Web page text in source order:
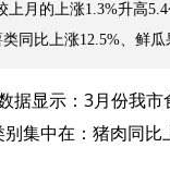
月的上涨1.3%升高
同比上涨12.5%、鲜瓜
据显示：3月份我
集中在：猪肉同